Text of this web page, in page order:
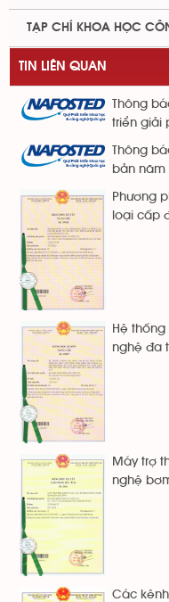
TẠP CHÍ KHOA HỌC
TIN LIÊN QUAN
Thông
triển giải
Thông
bản năm
Phương
loại cấp
Hệ
nghệ đa
Máy trợ
nghệ
Các